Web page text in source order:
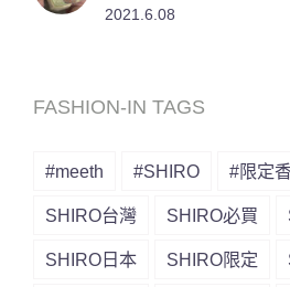
2021.6.08
FASHION-IN TAGS
#meeth #SHIRO #限定
SHIRO台灣 SHIRO必買
SHIRO日本 SHIRO限定